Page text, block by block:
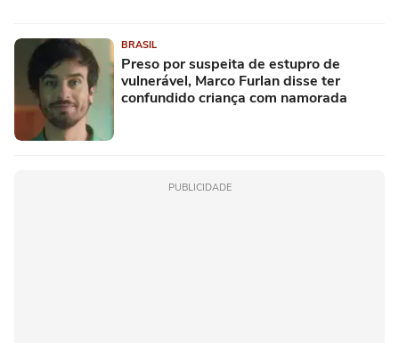
BRASIL
Preso por suspeita de estupro de
vulnerável, Marco Furlan disse ter
confundido criança com namorada
PUBLICIDADE